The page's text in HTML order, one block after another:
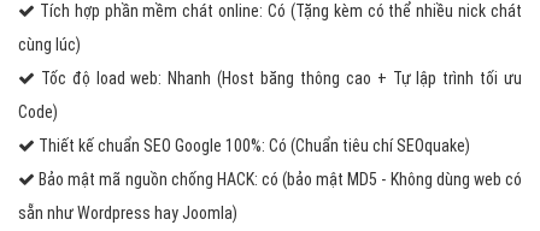
Tích hợp phần mềm chát online: Có (Tặng kèm có thể nhiều nick chát
cùng lúc)
Tốc độ load web: Nhanh (Host băng thông cao + Tự lập trình tối ưu
Code)
Thiết kế chuẩn SEO Google 100%: Có (Chuẩn tiêu chí SEOquake)
Bảo mật mã nguồn chống HACK: có (bảo mật MD5 - Không dùng web có
sẵn như Wordpress hay Joomla)